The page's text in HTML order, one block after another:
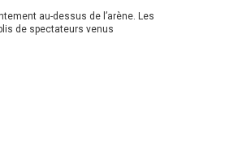
au-dessus de l’arène. Les
de spectateurs venus